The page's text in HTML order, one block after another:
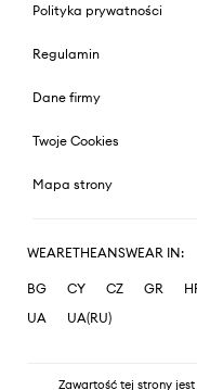
Polityka prywatności
Regulamin
Dane firmy
Twoje Cookies
Mapa strony
WEARETHEANSWEAR IN:
BG CY CZ GR
UA
UA(RU)
Zawartość tej strony